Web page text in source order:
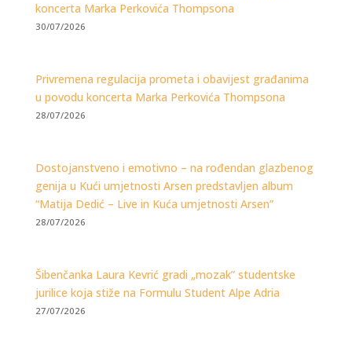
koncerta Marka Perkovića Thompsona
30/07/2026
Privremena regulacija prometa i obavijest građanima
u povodu koncerta Marka Perkovića Thompsona
28/07/2026
Dostojanstveno i emotivno – na rođendan glazbenog
genija u Kući umjetnosti Arsen predstavljen album
“Matija Dedić – Live in Kuća umjetnosti Arsen”
28/07/2026
Šibenčanka Laura Kevrić gradi „mozak” studentske
jurilice koja stiže na Formulu Student Alpe Adria
27/07/2026